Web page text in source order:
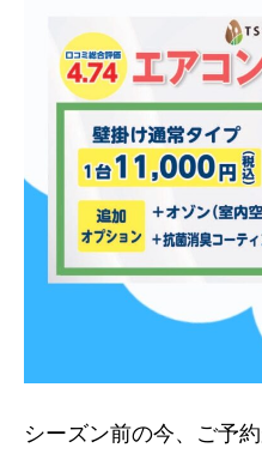
シーズン前の今、ご予